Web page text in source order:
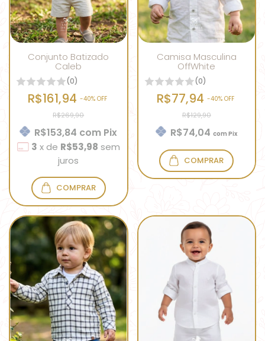
Conjunto Batizado
Caleb
(0)
R$161,94 -40% OFF
R$269,90
R$153,84 com Pix
3 x de R$53,98 sem
juros
COMPRAR
Camisa Masculina
OffWhite
(0)
R$77,94 -40% OFF
R$129,90
R$74,04com Pix
COMPRAR